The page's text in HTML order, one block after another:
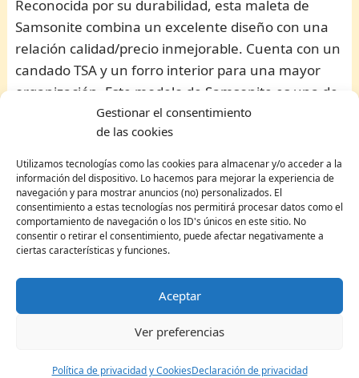
Gestionar el consentimiento
de las cookies
Utilizamos tecnologías como las cookies para almacenar y/o acceder a la
información del dispositivo. Lo hacemos para mejorar la experiencia de
navegación y para mostrar anuncios (no) personalizados. El
consentimiento a estas tecnologías nos permitirá procesar datos como el
comportamiento de navegación o los ID's únicos en este sitio. No
consentir o retirar el consentimiento, puede afectar negativamente a
ciertas características y funciones.
Aceptar
Ver preferencias
Política de privacidad y CookiesDeclaración de privacidad
Reconocida por su durabilidad, esta maleta de
Samsonite combina un excelente diseño con una
relación calidad/precio inmejorable. Cuenta con un
candado TSA y un forro interior para una mayor
organización. Este modelo de Samsonite es una de
las mejores maletas de viaje calidad precio.
Similar a la Soundbox Spinner, la Aero Racer de
American Tourister ofrece una gran combinación
de ligereza y resistencia. Es ideal para varios tipos
de viaje gracias a su diseño innovador y su
capacidad de almacenamiento.
NUMADA Newteck Set 3Pcs
diferentes: maleta de cabina, mediana y un
neceser. Fabricadas con ABS reciclado, cuentan con